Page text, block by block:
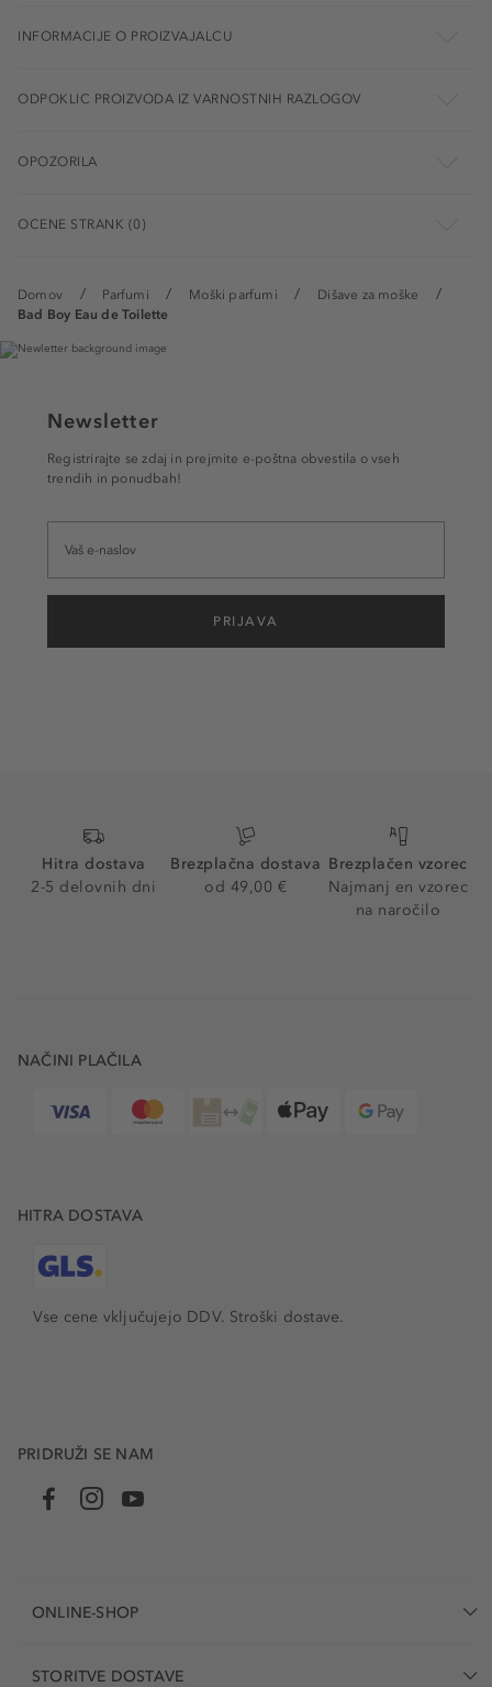
Domov Parfumi Moški parfumi
Dišave za moške
Bad Boy Eau de Toilette
INFORMACIJE O PROIZVAJALCU
ODPOKLIC PROIZVODA IZ VARNOSTNIH RAZLOGOV
OPOZORILA
OCENE STRANK (0)
Newsletter
Registrirajte se zdaj in prejmite e-poštna obvestila o vseh
trendih in ponudbah!
PRIJAVA
Hitra dostava
2-5 delovnih dni
Brezplačna dostava
od 49,00 €
Brezplačen vzorec
Najmanj en vzorec
na naročilo
NAČINI PLAČILA
HITRA DOSTAVA
Vse cene vključujejo DDV. Stroški dostave.
PRIDRUŽI SE NAM
ONLINE-SHOP
STORITVE DOSTAVE